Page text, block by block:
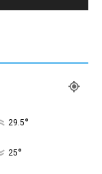
29.5°
25°